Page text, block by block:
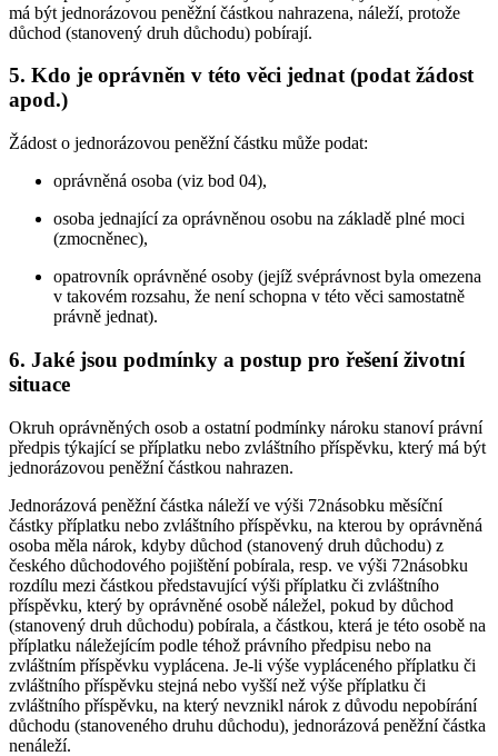
má být jednorázovou peněžní částkou nahrazena, náleží, protože
důchod (stanovený druh důchodu) pobírají.
5. Kdo je oprávněn v této věci jednat (podat žádost
apod.)
Žádost o jednorázovou peněžní částku může podat:
oprávněná osoba (viz bod 04),
osoba jednající za oprávněnou osobu na základě plné moci
(zmocněnec),
opatrovník oprávněné osoby (jejíž svéprávnost byla omezena
v takovém rozsahu, že není schopna v této věci samostatně
právně jednat).
6. Jaké jsou podmínky a postup pro řešení životní
situace
Okruh oprávněných osob a ostatní podmínky nároku stanoví právní
předpis týkající se příplatku nebo zvláštního příspěvku, který má být
jednorázovou peněžní částkou nahrazen.
Jednorázová peněžní částka náleží ve výši 72násobku měsíční
částky příplatku nebo zvláštního příspěvku, na kterou by oprávněná
osoba měla nárok, kdyby důchod (stanovený druh důchodu) z
českého důchodového pojištění pobírala, resp. ve výši 72násobku
rozdílu mezi částkou představující výši příplatku či zvláštního
příspěvku, který by oprávněné osobě náležel, pokud by důchod
(stanovený druh důchodu) pobírala, a částkou, která je této osobě na
příplatku náležejícím podle téhož právního předpisu nebo na
zvláštním příspěvku vyplácena. Je-li výše vypláceného příplatku či
zvláštního příspěvku stejná nebo vyšší než výše příplatku či
zvláštního příspěvku, na který nevznikl nárok z důvodu nepobírání
důchodu (stanoveného druhu důchodu), jednorázová peněžní částka
nenáleží.